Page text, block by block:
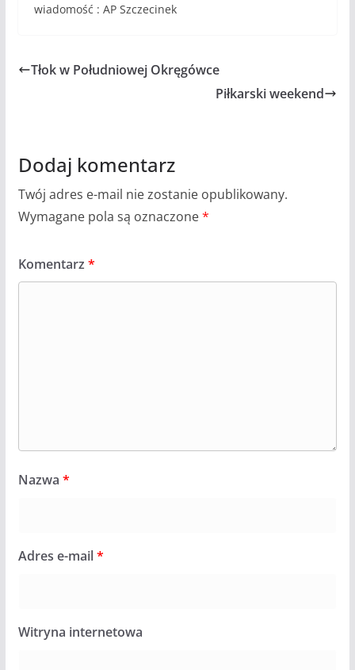
wiadomość : AP Szczecinek
Tłok w Południowej Okręgówce
Piłkarski weekend
Dodaj komentarz
Twój adres e-mail nie zostanie opublikowany.
Wymagane pola są oznaczone*
Komentarz *
Nazwa *
Adres e-mail*
Witryna internetowa